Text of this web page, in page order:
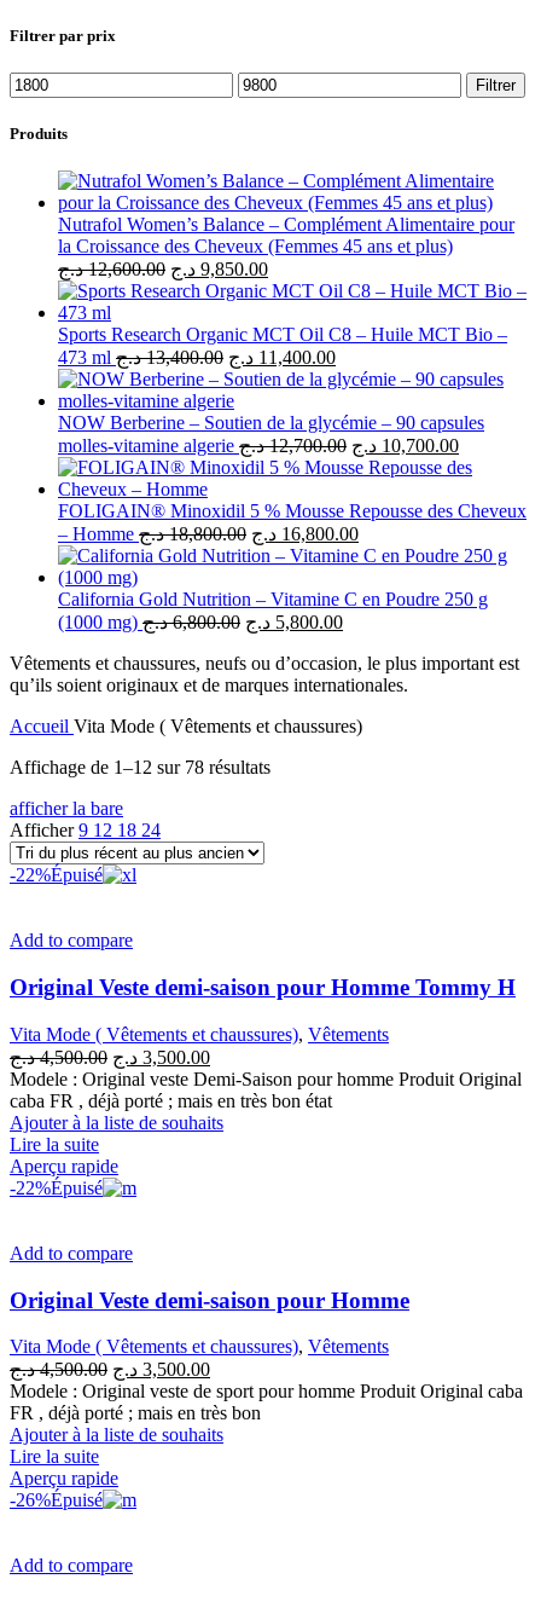
Filtrer par prix
Prix
min
Prix
max
Filtrer
Produits
Nutrafol Women’s Balance – Complément Alimentaire pour
la Croissance des Cheveux (Femmes 45 ans et plus)
12,600.00 د.ج
Le
prix
était :
9,850.00 د.ج
Le
prix
est :
Sports Research Organic MCT Oil C8 – Huile MCT Bio –
473 ml
13,400.00 د.ج
Le
prix
initial
était :
13,400.00 د.ج.
11,400.00 د.ج
Le
prix
est :
11,400.00 د.ج.
NOW Berberine – Soutien de la glycémie – 90 capsules
molles-vitamine algerie
12,700.00 د.ج
Le
prix
était :
10,700.00 د.ج
Le
prix
est :
FOLIGAIN® Minoxidil 5 % Mousse Repousse des Cheveux
– Homme
18,800.00 د.ج
Le
prix
était :
16,800.00 د.ج
Le
prix
est :
California Gold Nutrition – Vitamine C en Poudre 250 g
(1000 mg)
6,800.00 د.ج
Le
initial
était :
5,800.00 د.ج
Le
actuel
est :
Vêtements et chaussures, neufs ou d’occasion, le plus important est
qu’ils soient originaux et de marques internationales.
Accueil Vita Mode ( Vêtements et chaussures)
Affichage de 1–12 sur 78 résultatsTrié
afficher la bare
Afficher9 12 18 24
-22%Épuisé
Add to compare
Original Veste demi-saison pour Homme Tommy H
Vita Mode ( Vêtements et chaussures), Vêtements
4,500.00 د.ج
Le
prix
initial
était :
3,500.00 د.ج
Le
prix
actuel
est :
Modele : Original veste Demi-Saison pour homme Produit Original
caba FR , déjà porté ; mais en très bon état
Ajouter à la liste de souhaits
Lire la suite
Aperçu rapide
-22%Épuisé
Add to compare
Original Veste demi-saison pour Homme
Vita Mode ( Vêtements et chaussures), Vêtements
4,500.00 د.ج
Le
prix
initial
était :
3,500.00 د.ج
Le
prix
actuel
est :
Modele : Original veste de sport pour homme Produit Original caba
FR , déjà porté ; mais en très bon
Ajouter à la liste de souhaits
Lire la suite
Aperçu rapide
-26%Épuisé
Add to compare